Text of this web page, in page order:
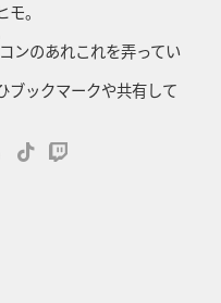
。
ンのあれこれを弄ってい
ブックマークや共有して